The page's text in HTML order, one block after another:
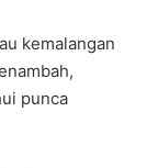
kemalangan
punca